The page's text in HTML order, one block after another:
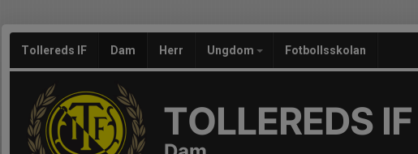
Tollereds IF Dam Herr Ungdom Fotbollsskolan
TOLLEREDS IF